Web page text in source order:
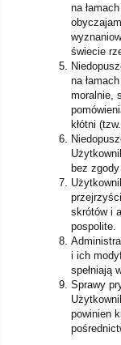
na
świecie
na
moralnie,
kłótni
bez zgody
skrótów i
pospolite.
i ich
spełniają
Sprawy
powinien